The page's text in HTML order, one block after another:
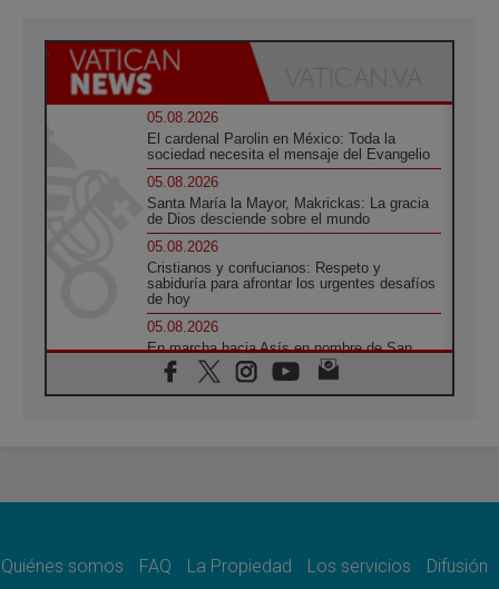
05.08.2026
El cardenal Parolin en México: Toda la
sociedad necesita el mensaje del Evangelio
05.08.2026
Santa María la Mayor, Makrickas: La gracia
de Dios desciende sobre el mundo
05.08.2026
Cristianos y confucianos: Respeto y
sabiduría para afrontar los urgentes desafíos
de hoy
05.08.2026
En marcha hacia Asís en nombre de San
Francisco, a la espera de León
05.08.2026
quienes bendicen la guerra
Quiénes somos FAQ La Propiedad Los servicios Difusión